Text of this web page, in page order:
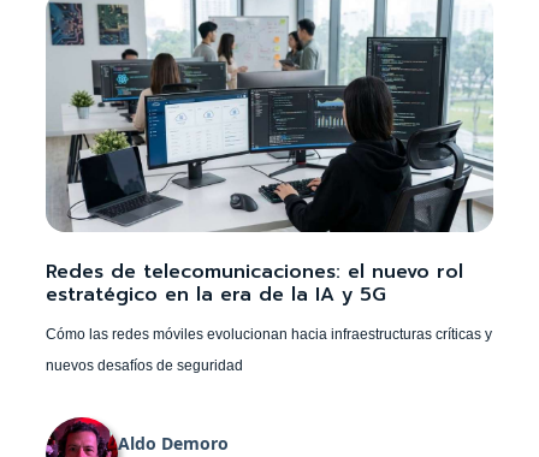
Redes de telecomunicaciones: el nuevo rol
estratégico en la era de la IA y 5G
Cómo las redes móviles evolucionan hacia infraestructuras críticas y
nuevos desafíos de seguridad
Aldo Demoro